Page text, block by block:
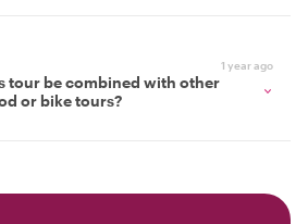
1 year ago
tour be combined with other
or bike tours?